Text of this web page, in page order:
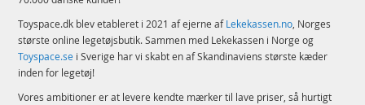
Toyspace.dk blev etableret i 2021 af ejerne afLekekassen.no, Norges
største online legetøjsbutik. Sammen med Lekekassen i Norge og
Toyspace.se i Sverige har vi skabt en af Skandinaviens største kæder
inden for legetøj!
Vores ambitioner er at levere kendte mærker til lave priser, så hurtigt